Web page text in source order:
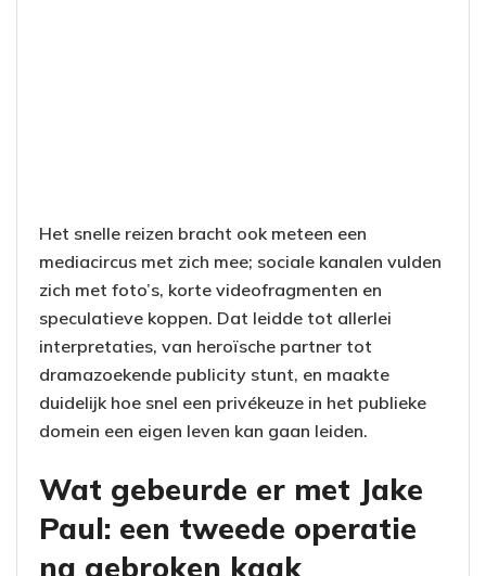
Het snelle reizen bracht ook meteen een
mediacircus met zich mee; sociale kanalen vulden
zich met foto’s, korte videofragmenten en
speculatieve koppen. Dat leidde tot allerlei
interpretaties, van heroïsche partner tot
dramazoekende publicity stunt, en maakte
duidelijk hoe snel een privékeuze in het publieke
domein een eigen leven kan gaan leiden.
Wat gebeurde er met Jake
Paul: een tweede operatie
na gebroken kaak